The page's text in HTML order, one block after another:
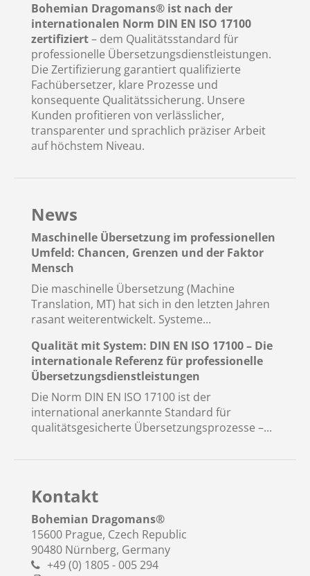
Bohemian Dragomans® ist nach der
internationalen Norm DIN EN ISO 17100
zertifiziert– dem Qualitätsstandard für
professionelle Übersetzungsdienstleistungen.
Die Zertifizierung garantiert qualifizierte
Fachübersetzer, klare Prozesse und
konsequente Qualitätssicherung. Unsere
Kunden profitieren von verlässlicher,
transparenter und sprachlich präziser Arbeit
auf höchstem Niveau.
News
Maschinelle Übersetzung im professionellen
Umfeld: Chancen, Grenzen und der Faktor
Mensch
Die maschinelle Übersetzung (Machine
Translation, MT) hat sich in den letzten Jahren
rasant weiterentwickelt. Systeme...
Qualität mit System: DIN EN ISO 17100 – Die
internationale Referenz für professionelle
Übersetzungsdienstleistungen
Die Norm DIN EN ISO 17100 ist der
international anerkannte Standard für
qualitätsgesicherte Übersetzungsprozesse –...
Kontakt
Bohemian Dragomans®
15600 Prague, Czech Republic
90480 Nürnberg, Germany
+49 (0) 1805 - 005 294